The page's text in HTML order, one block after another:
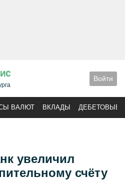
Войти
ВАЛЮТ ВКЛАДЫ ДЕБЕТОВЫЕ
увеличил
счёту